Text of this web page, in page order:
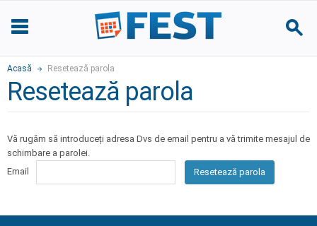
Acasă Resetează parola
Resetează parola
Vă rugăm să introduceți adresa Dvs de email pentru a vă trimite mesajul de
schimbare a parolei.
Email
Resetează parola